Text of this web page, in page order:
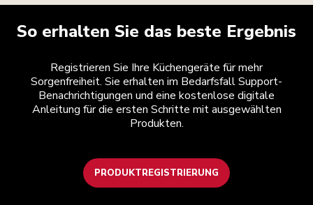
So erhalten Sie das beste Ergebnis
Registrieren Sie Ihre Küchengeräte für mehr
Sorgenfreiheit. Sie erhalten im Bedarfsfall Support-
Benachrichtigungen und eine kostenlose digitale
Anleitung für die ersten Schritte mit ausgewählten
Produkten.
PRODUKTREGISTRIERUNG